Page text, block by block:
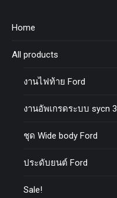
Home
All products
งานไฟท้าย Ford
งานอัพเกรดระบบ sycn 3
ชุด Wide body Ford
ประดับยนต์ Ford
Sale!